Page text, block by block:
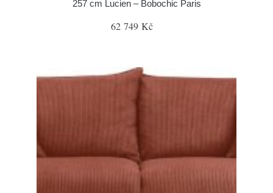
257 cm Lucien – Bobochic Paris
62 749 Kč